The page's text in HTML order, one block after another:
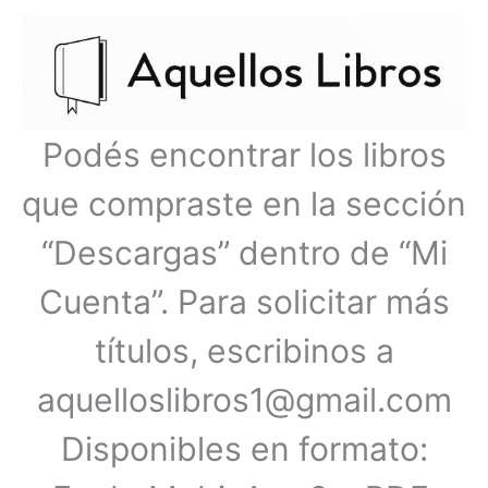
Podés encontrar los libros
que compraste en la sección
“Descargas” dentro de “Mi
Cuenta”. Para solicitar más
títulos, escribinos a
aquelloslibros1@gmail.com
Disponibles en formato:
principal